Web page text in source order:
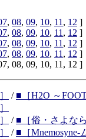
, 08, 09, 10, 11, 12 ]
, 08, 09, 10, 11, 12 ]
, 08, 09, 10, 11, 12 ]
, 08, 09, 10, 11, 12 ]
08, 09, 10, 11, 12 ]
/ ■［H2O ～
/ ■［俗・さよな
/ ■［